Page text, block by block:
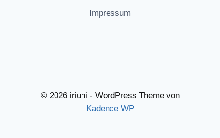
Impressum
© 2026 iriuni - WordPress Theme von
Kadence WP